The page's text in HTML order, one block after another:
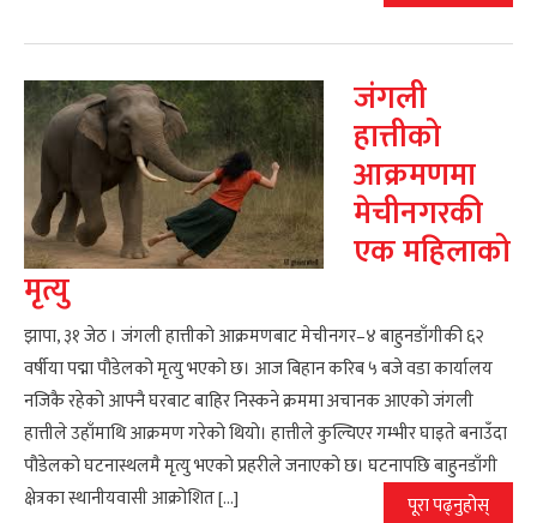
जंगली
हात्तीको
आक्रमणमा
मेचीनगरकी
एक महिलाको
मृत्यु
झापा, ३१ जेठ । जंगली हात्तीको आक्रमणबाट मेचीनगर–४ बाहुनडाँगीकी ६२
वर्षीया पद्मा पौडेलको मृत्यु भएको छ। आज बिहान करिब ५ बजे वडा कार्यालय
नजिकै रहेको आफ्नै घरबाट बाहिर निस्कने क्रममा अचानक आएको जंगली
हात्तीले उहाँमाथि आक्रमण गरेको थियो। हात्तीले कुल्चिएर गम्भीर घाइते बनाउँदा
पौडेलको घटनास्थलमै मृत्यु भएको प्रहरीले जनाएको छ। घटनापछि बाहुनडाँगी
क्षेत्रका स्थानीयवासी आक्रोशित […]
पूरा पढ्नुहोस्